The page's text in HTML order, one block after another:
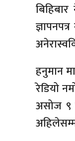
हनुमान
रेडियो
असोज ९